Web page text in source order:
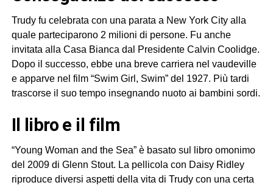
Trudy fu celebrata con una parata a New York City alla
quale parteciparono 2 milioni di persone. Fu anche
invitata alla Casa Bianca dal Presidente Calvin Coolidge.
Dopo il successo, ebbe una breve carriera nel vaudeville
e apparve nel film “Swim Girl, Swim” del 1927. Più tardi
trascorse il suo tempo insegnando nuoto ai bambini sordi.
il libro e il film
“Young Woman and the Sea” è basato sul libro omonimo
del 2009 di Glenn Stout. La pellicola con Daisy Ridley
riproduce diversi aspetti della vita di Trudy con una certa